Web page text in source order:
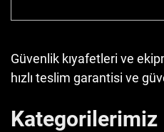
Güvenlik kıyafetleri ve
hızlı teslim garantisi ve
Kategorilerimiz